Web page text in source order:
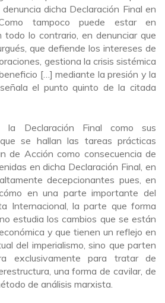
dicha Declaración Final en
tampoco puede estar en
todo lo contrario, en denunciar que
que defiende los intereses de
gestiona la crisis sistémica
[…] mediante la presión y la
el punto quinto de la citada
la Declaración Final como sus
se hallan las tareas prácticas
de Acción como consecuencia de
en dicha Declaración Final, en
decepcionantes pues, en
en una parte importante del
Internacional, la parte que forma
estudia los cambios que se están
y que tienen un reflejo en
del imperialismo, sino que parten
exclusivamente para tratar de
una forma de cavilar, de
de análisis marxista.